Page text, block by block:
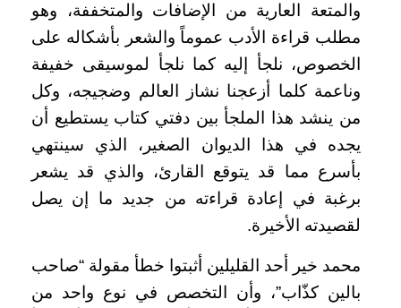
والمتعة العارية من الإضافات والمتخففة، وهو
مطلب قراءة الأدب عموماً والشعر بأشكاله على
الخصوص، نلجأ إليه كما نلجأ لموسيقى خفيفة
وناعمة كلما أزعجنا نشاز العالم وضجيجه، وكل
من ينشد هذا الملجأ بين دفتي كتاب يستطيع أن
يجده في هذا الديوان الصغير، الذي سينتهي
بأسرع مما قد يتوقع القارئ، والذي قد يشعر
برغبة في إعادة قراءته من جديد ما إن يصل
لقصيدته الأخيرة.
محمد خير أحد القليلين أثبتوا خطأ مقولة “صاحب
بالين كذّاب”، وأن التخصص في نوع واحد من